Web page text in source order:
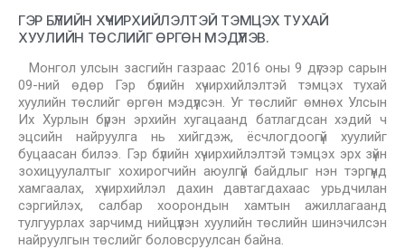
ГЭР БҮЛИЙН ХҮЧИРХИЙЛЭЛТЭЙ ТЭМЦЭХ ТУХАЙ
ХУУЛИЙН ТӨСЛИЙГ ӨРГӨН МЭДҮҮЛЭВ.
Монгол улсын засгийн газраас 2016 оны 9 дүгээр сарын
09-ний өдөр Гэр бүлийн хүчирхийлэлтэй тэмцэх тухай
хуулийн төслийг өргөн мэдүүлсэн. Уг төслийг өмнөх Улсын
Их Хурлын бүрэн эрхийн хугацаанд батлагдсан хэдий ч
эцсийн найруулга нь хийгдэж, ёсчлогдоогүй хуулийг
буцаасан билээ. Гэр бүлийн хүчирхийлэлтэй тэмцэх эрх зүйн
зохицуулалтыг хохирогчийн аюулгүй байдлыг нэн тэргүүнд
хамгаалах, хүчирхийлэл дахин давтагдахаас урьдчилан
сэргийлэх, салбар хоорондын хамтын ажиллагаанд
тулгуурлах зарчимд нийцүүлэн хуулийн төслийн шинэчилсэн
найруулгын төслийг боловсруулсан байна.